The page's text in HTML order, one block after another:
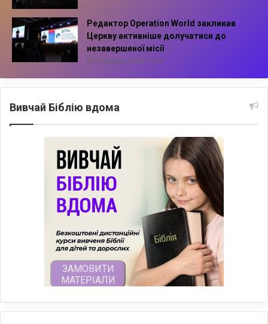
Редактор Operation World закликав
Церкву активніше долучатися до
незавершеної місії
5 Серпня, 2026, 10:14
Вивчай Біблію вдома